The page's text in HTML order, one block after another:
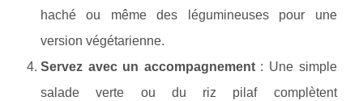
haché ou même des légumineuses pour une
version végétarienne.
Servez avec un accompagnement: Une simple
salade verte ou du riz pilaf complètent